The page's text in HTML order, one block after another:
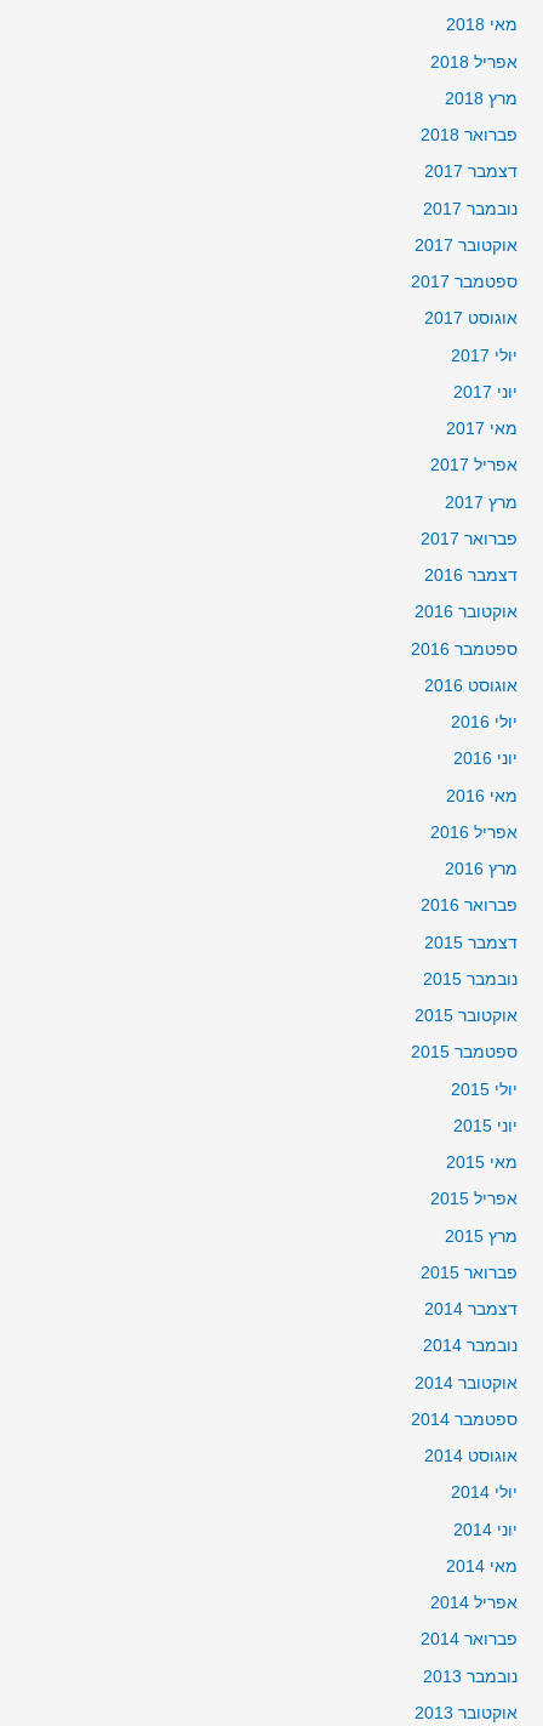
מאי 2018
אפריל 2018
מרץ 2018
פברואר 2018
דצמבר 2017
נובמבר 2017
אוקטובר 2017
ספטמבר 2017
אוגוסט 2017
יולי 2017
יוני 2017
מאי 2017
אפריל 2017
מרץ 2017
פברואר 2017
דצמבר 2016
אוקטובר 2016
ספטמבר 2016
אוגוסט 2016
יולי 2016
יוני 2016
מאי 2016
אפריל 2016
מרץ 2016
פברואר 2016
דצמבר 2015
נובמבר 2015
אוקטובר 2015
ספטמבר 2015
יולי 2015
יוני 2015
מאי 2015
אפריל 2015
מרץ 2015
פברואר 2015
דצמבר 2014
נובמבר 2014
אוקטובר 2014
ספטמבר 2014
אוגוסט 2014
יולי 2014
יוני 2014
מאי 2014
אפריל 2014
פברואר 2014
נובמבר 2013
אוקטובר 2013